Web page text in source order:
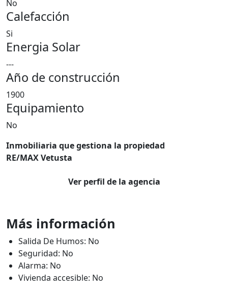
No
Calefacción
Si
Energia Solar
---
Año de construcción
1900
Equipamiento
No
Inmobiliaria que gestiona la propiedad
RE/MAX Vetusta
Ver perfil de la agencia
Más información
Salida De Humos: No
Seguridad: No
Alarma: No
Vivienda accesible: No